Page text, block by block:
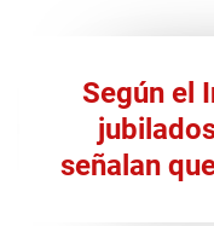
Según el
señalan